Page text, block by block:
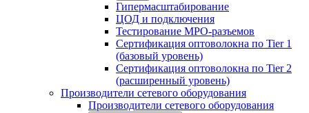
Гипермасштабирование
ЦОД и подключения
Тестирование МРО-разъемов
Сертификация оптоволокна по Tier 1
(базовый уровень)
Сертификация оптоволокна по Tier 2
(расширенный уровень)
Производители сетевого оборудования
Производители сетевого оборудования